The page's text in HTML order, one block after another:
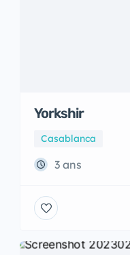
Yorkshir
Casablanca
3 ans